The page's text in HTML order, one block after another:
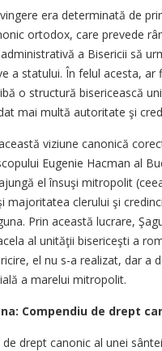
era determinată de
ortodox, care prevede
a Bisericii să
a statului. În felul acesta, ar
o structură bisericească
mai multă autoritate şi
viziune canonică
Eugenie Hacman al
el însuşi mitropolit
majoritatea clerului şi
Prin această lucrare,
al unităţii bisericeşti a
el nu s-a realizat, dar a
a marelui mitropolit.
Compendiu de drept
drept canonic al unei